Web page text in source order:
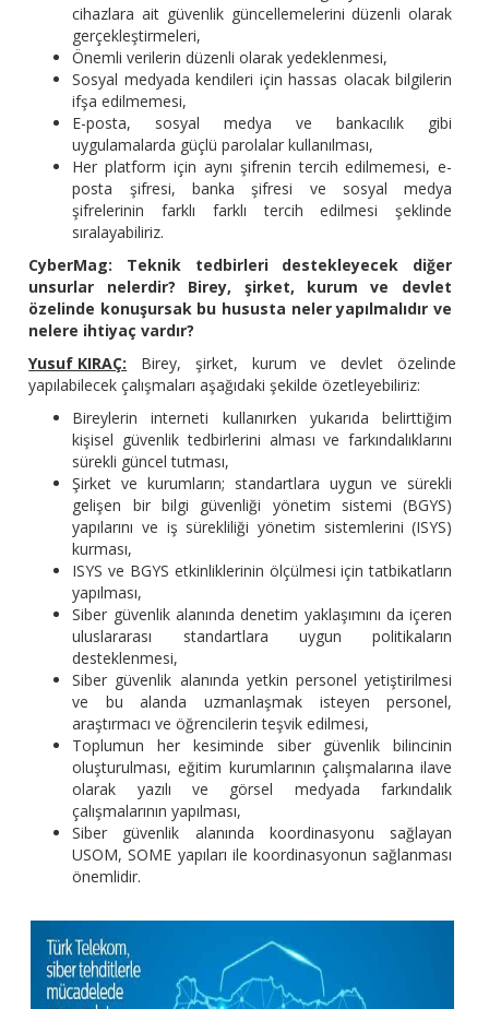
cihazlara ait güvenlik güncellemelerini düzenli olarak
gerçekleştirmeleri,
Önemli verilerin düzenli olarak yedeklenmesi,
Sosyal medyada kendileri için hassas olacak bilgilerin
ifşa edilmemesi,
E-posta, sosyal medya ve bankacılık gibi
uygulamalarda güçlü parolalar kullanılması,
Her platform için aynı şifrenin tercih edilmemesi, e-
posta şifresi, banka şifresi ve sosyal medya
şifrelerinin farklı farklı tercih edilmesi şeklinde
sıralayabiliriz.
CyberMag: Teknik tedbirleri destekleyecek diğer
unsurlar nelerdir? Birey, şirket, kurum ve devlet
özelinde konuşursak bu hususta neler yapılmalıdır ve
nelere ihtiyaç vardır?
Yusuf KIRAÇ: Birey, şirket, kurum ve devlet özelinde
yapılabilecek çalışmaları aşağıdaki şekilde özetleyebiliriz:
Bireylerin interneti kullanırken yukarıda belirttiğim
kişisel güvenlik tedbirlerini alması ve farkındalıklarını
sürekli güncel tutması,
Şirket ve kurumların; standartlara uygun ve sürekli
gelişen bir bilgi güvenliği yönetim sistemi (BGYS)
yapılarını ve iş sürekliliği yönetim sistemlerini (ISYS)
kurması,
ISYS ve BGYS etkinliklerinin ölçülmesi için tatbikatların
yapılması,
Siber güvenlik alanında denetim yaklaşımını da içeren
uluslararası standartlara uygun politikaların
desteklenmesi,
Siber güvenlik alanında yetkin personel yetiştirilmesi
ve bu alanda uzmanlaşmak isteyen personel,
araştırmacı ve öğrencilerin teşvik edilmesi,
Toplumun her kesiminde siber güvenlik bilincinin
oluşturulması, eğitim kurumlarının çalışmalarına ilave
olarak yazılı ve görsel medyada farkındalık
çalışmalarının yapılması,
Siber güvenlik alanında koordinasyonu sağlayan
USOM, SOME yapıları ile koordinasyonun sağlanması
önemlidir.